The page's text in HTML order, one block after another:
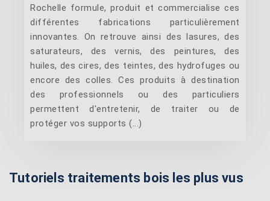
Rochelle formule, produit et commercialise ces
différentes fabrications particulièrement
innovantes. On retrouve ainsi des lasures, des
saturateurs, des vernis, des peintures, des
huiles, des cires, des teintes, des hydrofuges ou
encore des colles. Ces produits à destination
des professionnels ou des particuliers
permettent d'entretenir, de traiter ou de
protéger vos supports (...)
Tutoriels traitements bois les plus vus